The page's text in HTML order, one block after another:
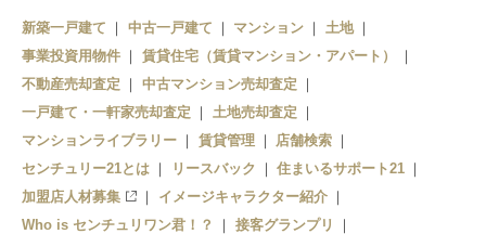
新築一戸建て 中古一戸建て マンション
土地
事業投資用物件
賃貸住宅（賃貸マンション・アパート）
不動産売却査定
中古マンション売却査定
一戸建て・一軒家売却査定
土地売却査定
マンションライブラリー
賃貸管理
店舗検索
センチュリー21とは
リースバック
住まいるサポート21
加盟店人材募集
イメージキャラクター紹介
Who is センチュリワン君！？
接客グランプリ